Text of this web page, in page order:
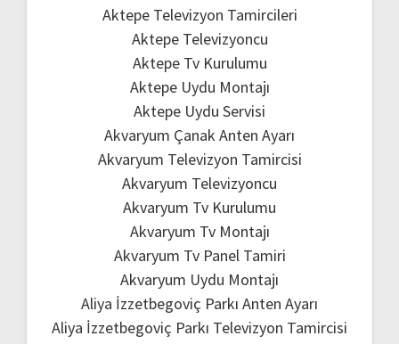
Aktepe Televizyon Tamircileri
Aktepe Televizyoncu
Aktepe Tv Kurulumu
Aktepe Uydu Montajı
Aktepe Uydu Servisi
Akvaryum Çanak Anten Ayarı
Akvaryum Televizyon Tamircisi
Akvaryum Televizyoncu
Akvaryum Tv Kurulumu
Akvaryum Tv Montajı
Akvaryum Tv Panel Tamiri
Akvaryum Uydu Montajı
Aliya İzzetbegoviç Parkı Anten Ayarı
Aliya İzzetbegoviç Parkı Televizyon Tamircisi